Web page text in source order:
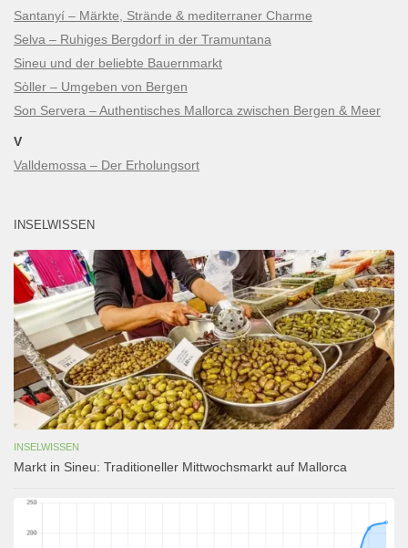
Santanyí – Märkte, Strände & mediterraner Charme
Selva – Ruhiges Bergdorf in der Tramuntana
Sineu und der beliebte Bauernmarkt
Sòller – Umgeben von Bergen
Son Servera – Authentisches Mallorca zwischen Bergen & Meer
V
Valldemossa – Der Erholungsort
INSELWISSEN
INSELWISSEN
Markt in Sineu: Traditioneller Mittwochsmarkt auf Mallorca